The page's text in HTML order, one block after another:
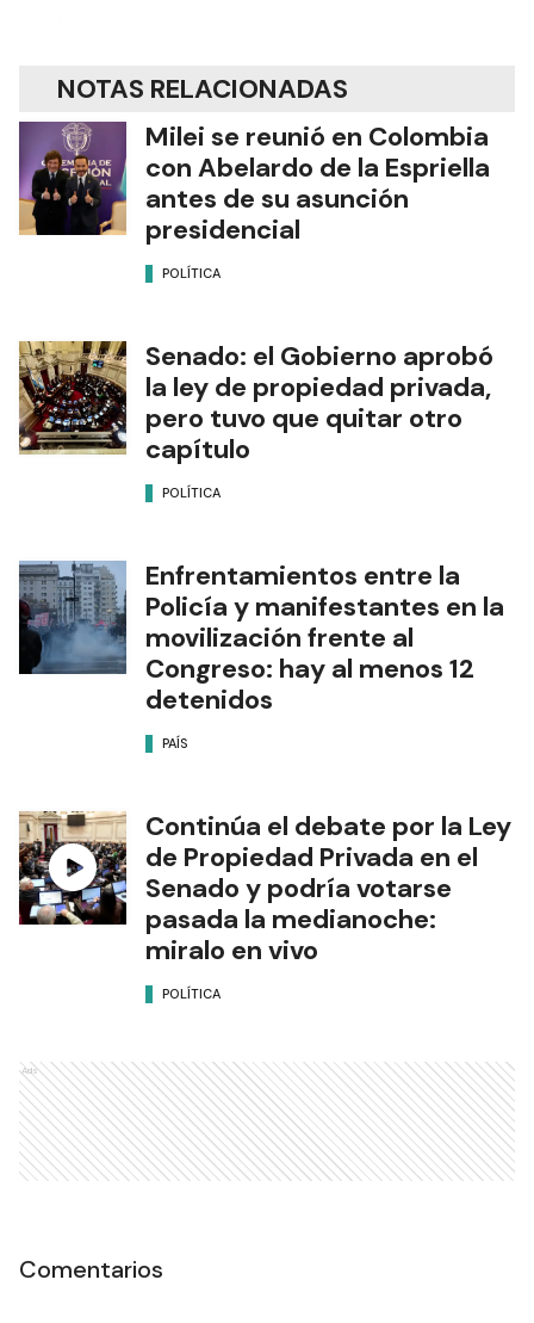
NOTAS RELACIONADAS
Milei se reunió en Colombia
con Abelardo de la Espriella
antes de su asunción
presidencial
POLÍTICA
Senado: el Gobierno aprobó
la ley de propiedad privada,
pero tuvo que quitar otro
capítulo
POLÍTICA
Enfrentamientos entre la
Policía y manifestantes en la
movilización frente al
Congreso: hay al menos 12
detenidos
PAÍS
Continúa el debate por la Ley
de Propiedad Privada en el
Senado y podría votarse
pasada la medianoche:
miralo en vivo
POLÍTICA
Ads
Comentarios